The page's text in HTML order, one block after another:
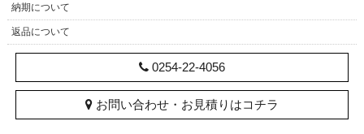
納期について
返品について
0254-22-4056
お問い合わせ・お見積りはコチラ